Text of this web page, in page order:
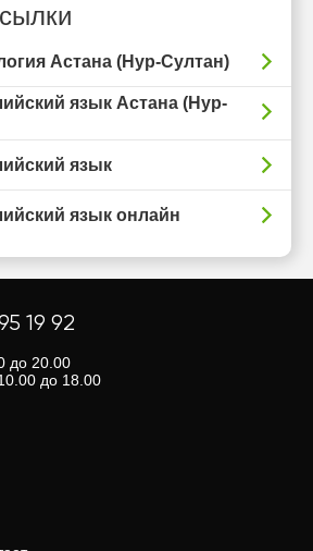
Астана (Нур-Султан)
язык Астана (Нур-
язык
язык онлайн
19 92
до 20.00
до 18.00